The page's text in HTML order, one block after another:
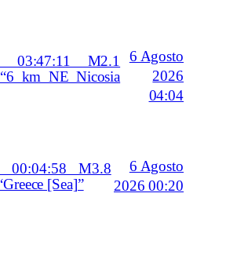
03:47:11 M2.1
km NE Nicosia
6 Agosto
2026
04:04
00:04:58 M3.8
[Sea]”
6 Agosto
2026 00:20